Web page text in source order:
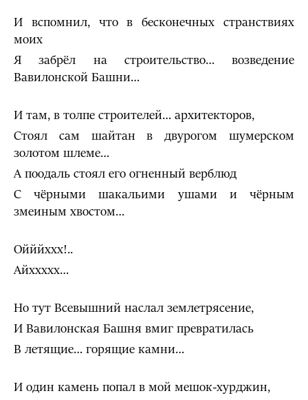
И вспомнил, что в бесконечных странствиях
моих
Я забрёл на строительство… возведение
Вавилонской Башни…
И там, в толпе строителей… архитекторов,
Стоял сам шайтан в двурогом шумерском
золотом шлеме…
А поодаль стоял его огненный верблюд
С чёрными шакальими ушами и чёрным
змеиным хвостом…
Ойййххх!..
Айххххх…
Но тут Всевышний наслал землетрясение,
И Вавилонская Башня вмиг превратилась
В летящие… горящие камни…
И один камень попал в мой мешок-хурджин,